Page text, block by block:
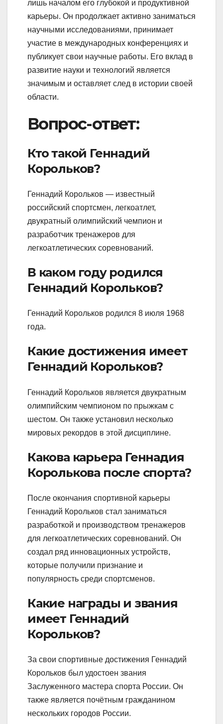
лишь началом его глубокой и продуктивной
карьеры. Он продолжает активно заниматься
научными исследованиями, принимает
участие в международных конференциях и
публикует свои научные работы. Его вклад в
развитие науки и технологий является
значимым и оставляет след в истории своей
области.
Вопрос-ответ:
Кто такой Геннадий
Корольков?
Геннадий Корольков — известный
российский спортсмен, легкоатлет,
двукратный олимпийский чемпион и
разработчик тренажеров для
легкоатлетических соревнований.
В каком году родился
Геннадий Корольков?
Геннадий Корольков родился 8 июля 1968
года.
Какие достижения имеет
Геннадий Корольков?
Геннадий Корольков является двукратным
олимпийским чемпионом по прыжкам с
шестом. Он также установил несколько
мировых рекордов в этой дисциплине.
Какова карьера Геннадия
Королькова после спорта?
После окончания спортивной карьеры
Геннадий Корольков стал заниматься
разработкой и производством тренажеров
для легкоатлетических соревнований. Он
создал ряд инновационных устройств,
которые получили признание и
популярность среди спортсменов.
Какие награды и звания
имеет Геннадий
Корольков?
За свои спортивные достижения Геннадий
Корольков был удостоен звания
Заслуженного мастера спорта России. Он
также является почётным гражданином
нескольких городов России.